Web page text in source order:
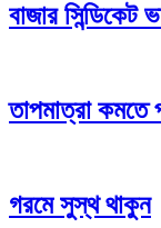
বাজার সিন্ডিকেট
তাপমাত্রা কমতে
গরমে সুস্থ থাকুন